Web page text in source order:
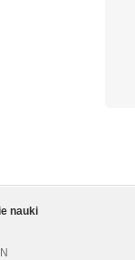
nauki